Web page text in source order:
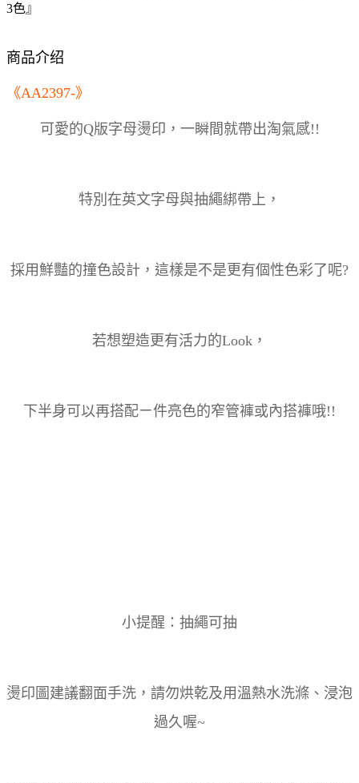
3色』
商品介绍
《AA2397-》
可愛的Q版字母燙印，一瞬間就帶出淘氣感!!
特別在英文字母與抽繩綁帶上，
採用鮮豔的撞色設計，這樣是不是更有個性色彩了呢?
若想塑造更有活力的Look，
下半身可以再搭配ㄧ件亮色的窄管褲或內搭褲哦!!
小提醒：抽繩可抽
燙印圖建議翻面手洗，請勿烘乾及用溫熱水洗滌、浸泡
過久喔~